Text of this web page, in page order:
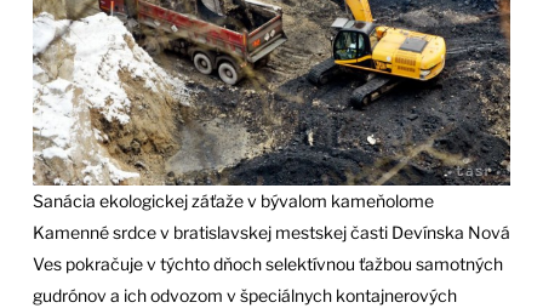
Sanácia ekologickej záťaže v bývalom kameňolome
Kamenné srdce v bratislavskej mestskej časti Devínska Nová
Ves pokračuje v týchto dňoch selektívnou ťažbou samotných
gudrónov a ich odvozom v špeciálnych kontajnerových